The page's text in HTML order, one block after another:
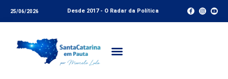
25/06/2026 Desde 2017 - O Radar da Política